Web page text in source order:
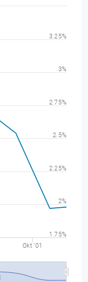
Okt '01
1.75%
2%
2.25%
2.5%
2.75%
3%
3.25%